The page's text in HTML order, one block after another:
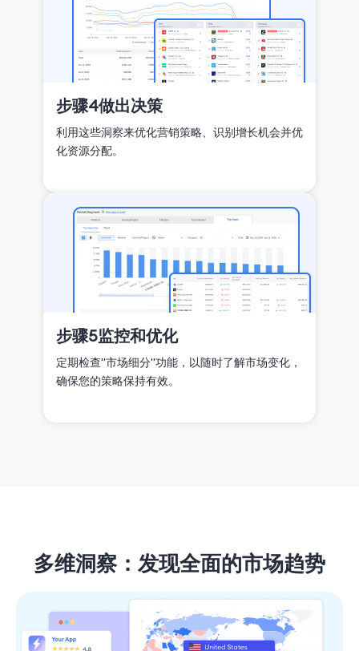
步骤4做出决策
利用这些洞察来优化营销策略、识别增长机会并优
化资源分配。
步骤5监控和优化
定期检查"市场细分"功能，以随时了解市场变化，
确保您的策略保持有效。
多维洞察：发现全面的市场趋势